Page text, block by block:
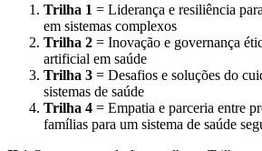
Trilha 1 = Liderança e resiliência
em sistemas complexos
Trilha 2 = Inovação e governança
artificial em saúde
Trilha 3 = Desafios e soluções do
sistemas de saúde
Trilha 4 = Empatia e parceria entre
famílias para um sistema de saúde